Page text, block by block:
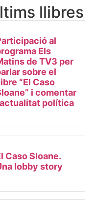
llibres
al
Els
de TV3 per
sobre el
“El Caso
i comentar
política
Caso Sloane.
lobby story